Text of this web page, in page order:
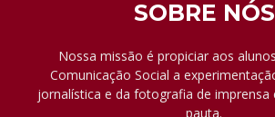
SOBRE NÓS
Nossa missão é propiciar aos
Comunicação Social a
jornalística e da fotografia de imprensa
pauta.